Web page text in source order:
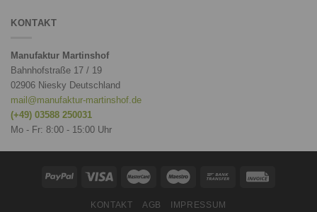
KONTAKT
Manufaktur Martinshof
Bahnhofstraße 17 / 19
02906 Niesky Deutschland
mail@manufaktur-martinshof.de
(+49) 03588 250031
Mo - Fr: 8:00 - 15:00 Uhr
KONTAKT AGB IMPRESSUM